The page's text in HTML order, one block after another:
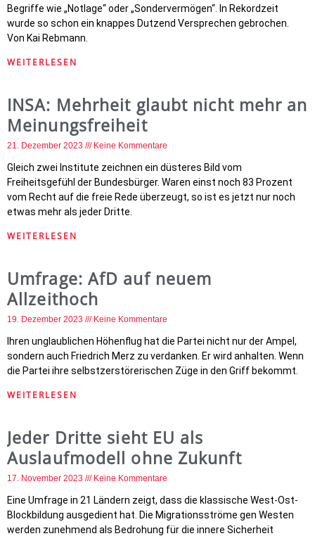
Begriffe wie „Notlage“ oder „Sondervermögen“. In Rekordzeit
wurde so schon ein knappes Dutzend Versprechen gebrochen.
Von Kai Rebmann.
WEITERLESEN
INSA: Mehrheit glaubt nicht mehr an
Meinungsfreiheit
21. Dezember 2023 Keine Kommentare
Gleich zwei Institute zeichnen ein düsteres Bild vom
Freiheitsgefühl der Bundesbürger. Waren einst noch 83 Prozent
vom Recht auf die freie Rede überzeugt, so ist es jetzt nur noch
etwas mehr als jeder Dritte.
WEITERLESEN
Umfrage: AfD auf neuem
Allzeithoch
19. Dezember 2023 Keine Kommentare
Ihren unglaublichen Höhenflug hat die Partei nicht nur der Ampel,
sondern auch Friedrich Merz zu verdanken. Er wird anhalten. Wenn
die Partei ihre selbstzerstörerischen Züge in den Griff bekommt.
WEITERLESEN
Jeder Dritte sieht EU als
Auslaufmodell ohne Zukunft
17. November 2023 Keine Kommentare
Eine Umfrage in 21 Ländern zeigt, dass die klassische West-Ost-
Blockbildung ausgedient hat. Die Migrationsströme gen Westen
werden zunehmend als Bedrohung für die innere Sicherheit